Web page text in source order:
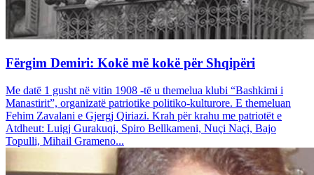
Fërgim Demiri: Kokë më kokë për Shqipëri
Me datë 1 gusht në vitin 1908 -të u themelua klubi “Bashkimi i
Manastirit”, organizatë patriotike politiko-kulturore. E themeluan
Fehim Zavalani e Gjergj Qiriazi. Krah për krahu me patriotët e
Atdheut: Luigj Gurakuqi, Spiro Bellkameni, Nuçi Naçi, Bajo
Topulli, Mihail Grameno...